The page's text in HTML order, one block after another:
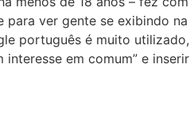
ver gente se exibindo na
português é muito utilizado,
em comum” e inserir